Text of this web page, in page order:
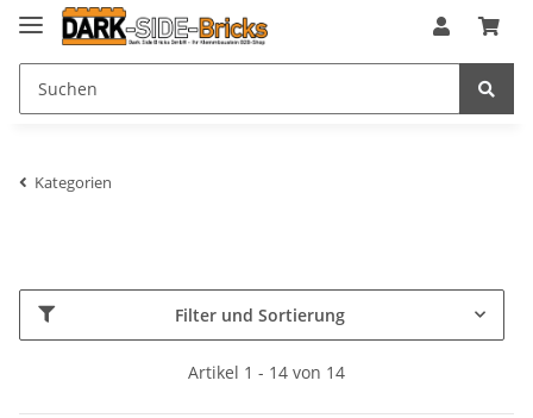
Kategorien
Filter und Sortierung
Artikel 1 - 14 von 14